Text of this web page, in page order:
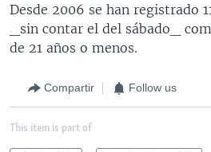
Desde 2006 se han registrado
_sin contar el del sábado_
de 21 años o menos.
Compartir Follow us
This item is part of